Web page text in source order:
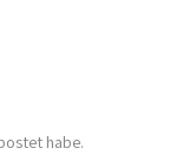
habe.